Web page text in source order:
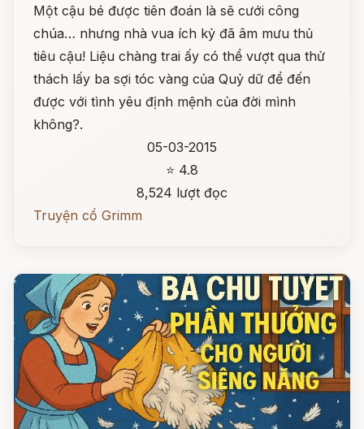
Một cậu bé được tiên đoán là sẽ cưới công
chúa… nhưng nhà vua ích kỷ đã âm mưu thủ
tiêu cậu! Liệu chàng trai ấy có thể vượt qua thử
thách lấy ba sợi tóc vàng của Quỷ dữ để đến
được với tình yêu định mệnh của đời mình
không?.
05-03-2015
⭐ 4.8
8,524 lượt đọc
Truyện cổ Grimm